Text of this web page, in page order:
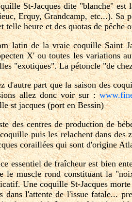
St-Jacques dite "blanche" est
Erquy, Grandcamp, etc...). Sa
telle heure et des quotas de pêche
latin de la vraie coquille Saint
X' ou toutes les variations
"exotiques". La pétoncle "de
d'autre part que la saison des
allez donc voir sur :
st jacques (port en Bessin)
des centres de production de
puis les relachent dans des
coraillées qui sont d'origine
essentiel de fraîcheur est bien
le muscle rond constituant la
Une coquille St-Jacques
dans l'attente de l'issue fatale...